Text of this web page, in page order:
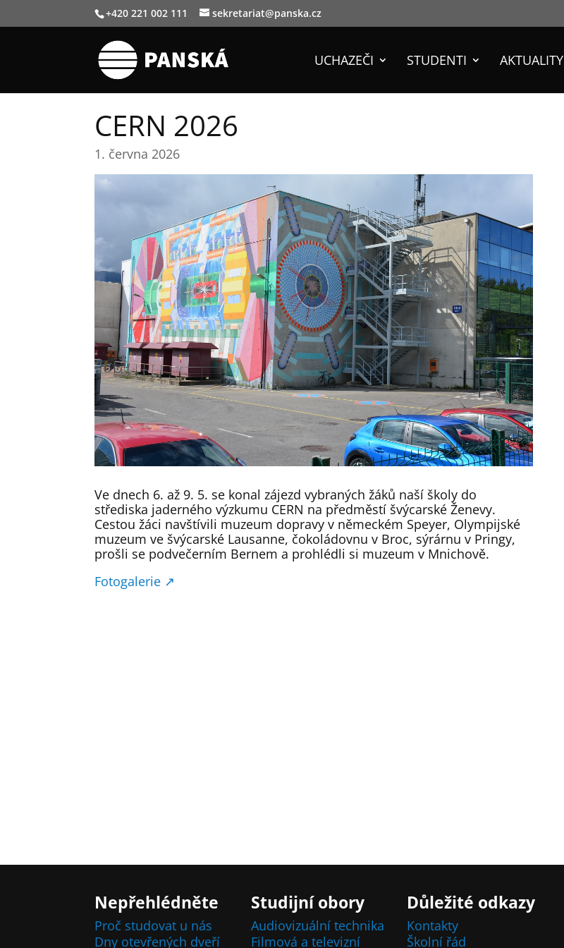
+420 221 002 111 sekretariat@panska.cz
UCHAZEČI STUDENTI AKTUALITY
CERN 2026
1. června 2026
Ve dnech 6. až 9. 5. se konal zájezd vybraných žáků naší školy do
střediska jaderného výzkumu CERN na předměstí švýcarské Ženevy.
Cestou žáci navštívili muzeum dopravy v německém Speyer, Olympijské
muzeum ve švýcarské Lausanne, čokoládovnu v Broc, sýrárnu v Pringy,
prošli se podvečerním Bernem a prohlédli si muzeum v Mnichově.
Fotogalerie ↗️
Nepřehlédněte
Proč studovat u nás
Dny otevřených dveří
Studijní obory
Audiovizuální technika
Filmová a televizní
Důležité odkazy
Kontakty
Školní řád